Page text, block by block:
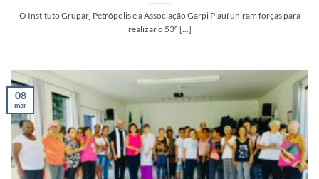
O Instituto Gruparj Petrópolis e a Associação Garpi Piauí uniram forças para
realizar o 53º [...]
08
mar